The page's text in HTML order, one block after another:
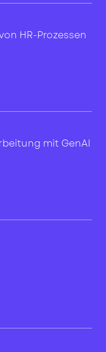
HR-Prozessen
mit GenAI